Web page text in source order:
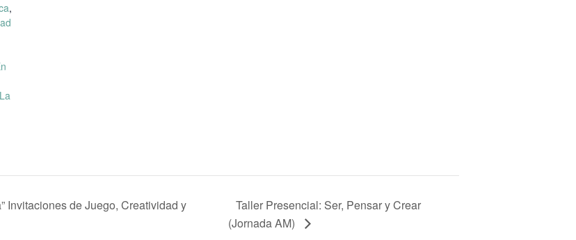
,
La
Invitaciones de Juego, Creatividad y
Taller Presencial: Ser, Pensar y Crear
(Jornada AM)